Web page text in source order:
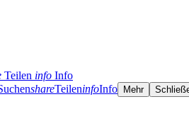
Teilen info Info
shareTeileninfoInfo Mehr